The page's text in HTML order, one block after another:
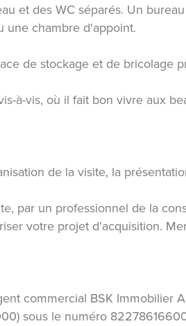
et des WC séparés. Un
une chambre d'appoint.
de stockage et de bricolage
à-vis, où il fait bon vivre aux
de la visite, la
par un professionnel de la
votre projet d'acquisition.
commercial BSK Immobilier
sous le numéro